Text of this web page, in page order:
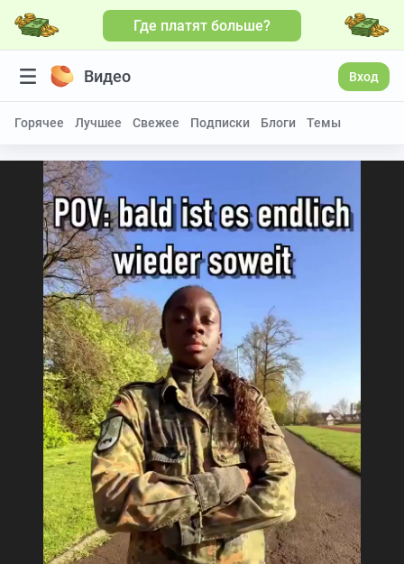
Где платят больше?
Видео Вход
Горячее Лучшее Свежее Подписки Блоги Темы